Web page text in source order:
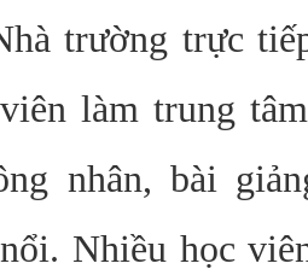
trường trực
làm trung
nhân, bài
Nhiều học